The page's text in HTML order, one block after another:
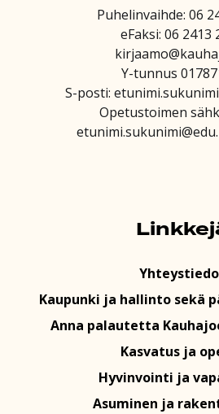
Puhelinvaihde: 06
eFaksi: 06 2413
Y-tunnus
S-posti:
Opetustoimen
Kaupunki ja hallinto sekä
Anna palautetta
Kasvatus ja
Hyvinvointi ja
Asuminen ja